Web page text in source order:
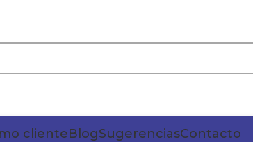
clienteBlogSugerenciasContacto